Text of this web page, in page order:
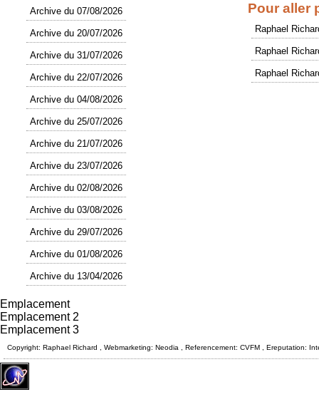
Archive du 07/08/2026
Archive du 20/07/2026
Archive du 31/07/2026
Archive du 22/07/2026
Archive du 04/08/2026
Archive du 25/07/2026
Archive du 21/07/2026
Archive du 23/07/2026
Archive du 02/08/2026
Archive du 03/08/2026
Archive du 29/07/2026
Archive du 01/08/2026
Archive du 13/04/2026
Pour aller
Raphael
Raphael
Raphael
Emplacement
Emplacement 2
Emplacement 3
Copyright: Raphael Richard , Webmarketing: Neodia , Referencement: CVFM , Ereputation: